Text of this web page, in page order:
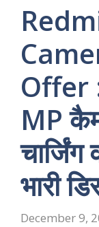
Offer
MP
भारी
December 9,